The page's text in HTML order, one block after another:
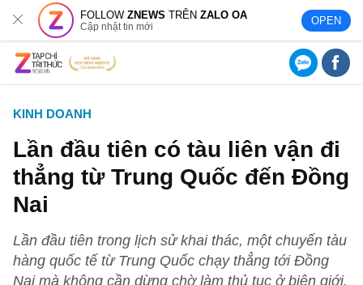
FOLLOWZNEWS TRÊNZALO OA
Cập nhật tin mới OPEN
KINH DOANH
Lần đầu tiên có tàu liên vận đi
thẳng từ Trung Quốc đến Đồng
Nai
Lần đầu tiên trong lịch sử khai thác, một chuyến tàu
hàng quốc tế từ Trung Quốc chạy thẳng tới Đồng
Nai mà không cần dừng chờ làm thủ tục ở biên giới.